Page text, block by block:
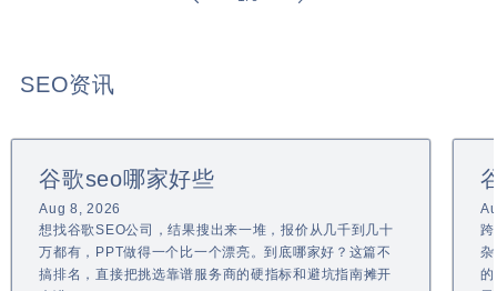
SEO资讯
谷歌seo哪家好些
Aug 8, 2026
想找谷歌SEO公司，结果搜出来一堆，报价从几千到几十
万都有，PPT做得一个比一个漂亮。到底哪家好？这篇不
搞排名，直接把挑选靠谱服务商的硬指标和避坑指南摊开
跨
杂
的